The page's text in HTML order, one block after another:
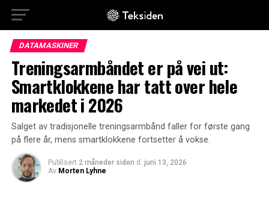
DATAMASKINER
Treningsarmbåndet er på vei ut:
Smartklokkene har tatt over hele
markedet i 2026
Salget av tradisjonelle treningsarmbånd faller for første gang
på flere år, mens smartklokkene fortsetter å vokse.
Publisert 2 måneder siden d. juni 13, 2026
Av Morten Lyhne